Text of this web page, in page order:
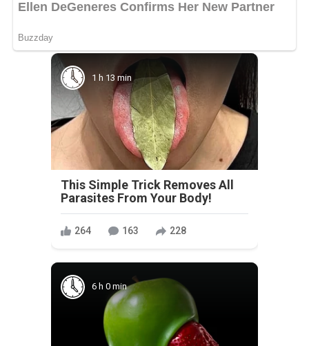
1 h 13 min
This Simple Trick Removes All
Parasites From Your Body!
264 163 228
6 h 0 min